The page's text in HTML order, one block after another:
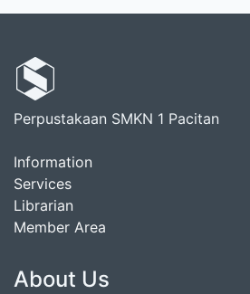
Perpustakaan SMKN 1 Pacitan
Information
Services
Librarian
Member Area
About Us